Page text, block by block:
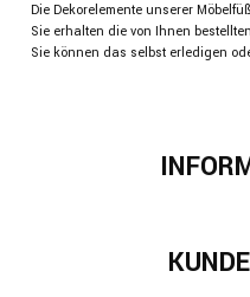
Die Dekorelemente unserer
Sie erhalten die von Ihnen
Sie können das selbst erledigen